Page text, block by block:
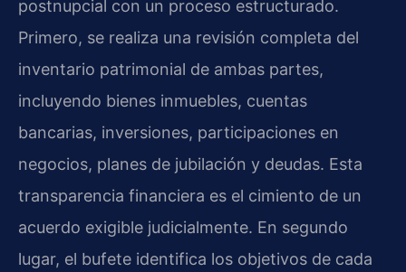
postnupcial con un proceso estructurado.
Primero, se realiza una revisión completa del
inventario patrimonial de ambas partes,
incluyendo bienes inmuebles, cuentas
bancarias, inversiones, participaciones en
negocios, planes de jubilación y deudas. Esta
transparencia financiera es el cimiento de un
acuerdo exigible judicialmente. En segundo
lugar, el bufete identifica los objetivos de cada